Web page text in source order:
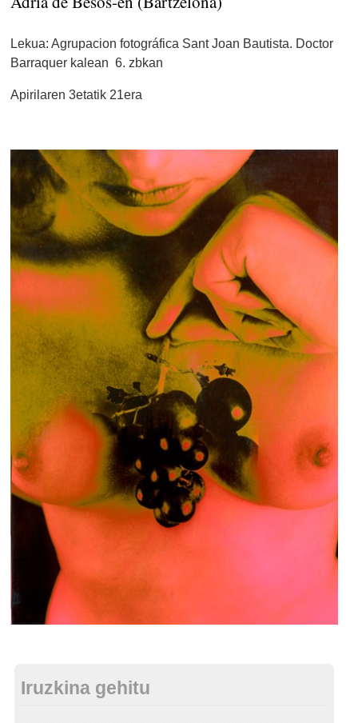
Lekua: Agrupacion fotográfica Sant Joan Bautista. Doctor
Barraquer kalean 6. zbkan
Apirilaren 3etatik 21era
Iruzkina gehitu